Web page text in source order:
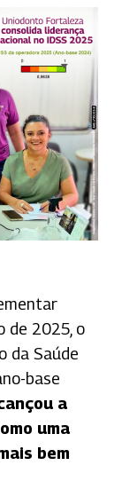
de 2025, o
da Saúde
base
a
uma
bem